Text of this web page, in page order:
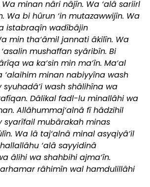
minan nâri nâjîn. Wa ‘alâ sariirl
Wa bi hûrun ‘in mutazawwijîn. Wa
istabraqîn wadîbâjin
min tha‘âmil jannati âkilîn. Wa
mushaffan syâribîn. Bi
wa ka‘sin min ma‘în. Ma‘al
‘alaihim minan nabiyyîna wash
wash shâlihîna wa
Dâlikal fadl-lu minallâhi wa
Allâhummaj‘alnâ fî hâdzihil
syarîfail mubârakah minas
Wa lâ taj‘alnâ minal asyqiyâ’il
‘alâ sayyidinâ
âlihi wa shahbihi ajma‘în.
râhimîn wal hamdulillâhi